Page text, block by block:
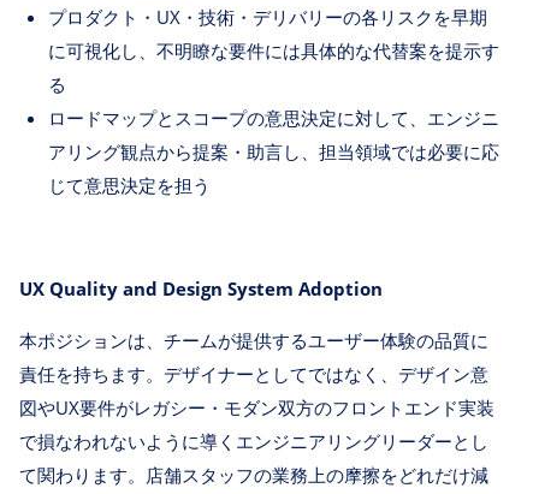
プロダクト・UX・技術・デリバリーの各リスクを早期
に可視化し、不明瞭な要件には具体的な代替案を提示す
る
ロードマップとスコープの意思決定に対して、エンジニ
アリング観点から提案・助言し、担当領域では必要に応
じて意思決定を担う
UX Quality and Design System Adoption
本ポジションは、チームが提供するユーザー体験の品質に
責任を持ちます。デザイナーとしてではなく、デザイン意
図やUX要件がレガシー・モダン双方のフロントエンド実装
で損なわれないように導くエンジニアリングリーダーとし
て関わります。店舗スタッフの業務上の摩擦をどれだけ減